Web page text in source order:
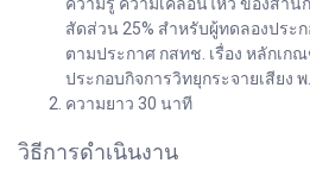
สัดส่วน 25% สำหรับผู้ทดลองประ
ตามประกาศ กสทช. เรื่อง หลักเก
ประกอบกิจการวิทยุกระจายเสียง พ
ความยาว 30 นาที
วิธีการดำเนินงาน